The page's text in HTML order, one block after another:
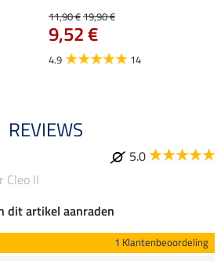
11,90 €19,90 €
9,52 €
4.9 14
REVIEWS
5.0
Cleo II
dit artikel aanraden
1 Klantenbeoordeling